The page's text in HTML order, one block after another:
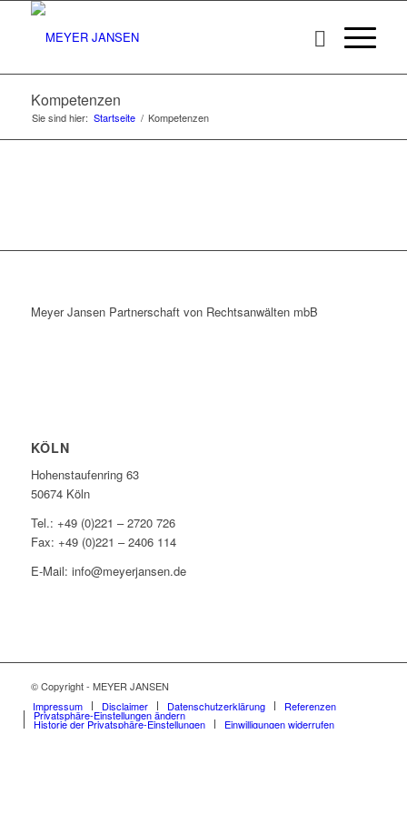
Kompetenzen
Sie sind hier: Startseite / Kompetenzen
Meyer Jansen Partnerschaft von Rechtsanwälten mbB
KÖLN
Hohenstaufenring 63
50674 Köln
Tel.: +49 (0)221 – 2720 726
Fax: +49 (0)221 – 2406 114
E-Mail: info@meyerjansen.de
© Copyright - MEYER JANSEN
Impressum
Disclaimer Datenschutzerklärung Referenzen
Privatsphäre-Einstellungen ändern
Historie der Privatsphäre-Einstellungen Einwilligungen widerrufen